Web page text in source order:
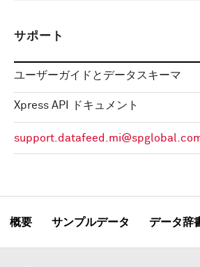
サポート
ユーザーガイドとデータスキーマ
Xpress API ドキュメント
概要 サンプルデータ データ辞